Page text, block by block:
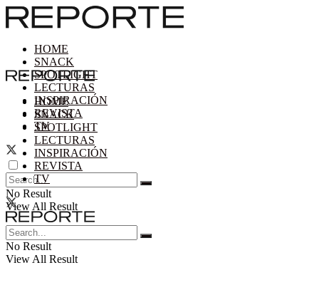
HOME
SNACK
SPOTLIGHT
LECTURAS
INSPIRACIÓN
REVISTA
TV
No Result
View All Result
HOME
SNACK
SPOTLIGHT
LECTURAS
INSPIRACIÓN
REVISTA
TV
No Result
View All Result